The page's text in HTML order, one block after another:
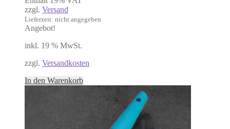
350,00 €
zzgl. Versand
Lieferzeit: nicht angegeben
Angebot!
inkl. 19 % MwSt.
zzgl. Versandkosten
In den Warenkorb